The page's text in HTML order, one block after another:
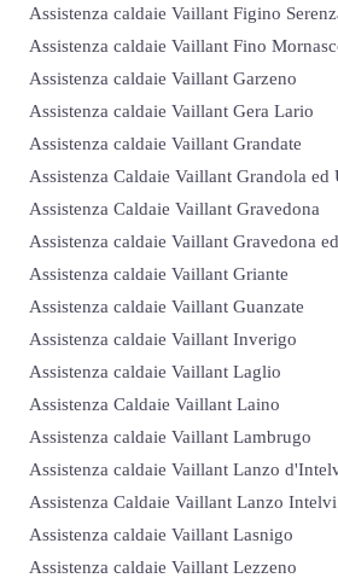
Assistenza caldaie Vaillant Figino
Assistenza caldaie Vaillant Fino
Assistenza caldaie Vaillant Garzeno
Assistenza caldaie Vaillant Gera Lario
Assistenza caldaie Vaillant Grandate
Assistenza Caldaie Vaillant Grandola ed
Assistenza Caldaie Vaillant Gravedona
Assistenza caldaie Vaillant Gravedona
Assistenza caldaie Vaillant Griante
Assistenza caldaie Vaillant Guanzate
Assistenza caldaie Vaillant Inverigo
Assistenza caldaie Vaillant Laglio
Assistenza Caldaie Vaillant Laino
Assistenza caldaie Vaillant Lambrugo
Assistenza caldaie Vaillant Lanzo
Assistenza Caldaie Vaillant Lanzo Intelvi
Assistenza caldaie Vaillant Lasnigo
Assistenza caldaie Vaillant Lezzeno